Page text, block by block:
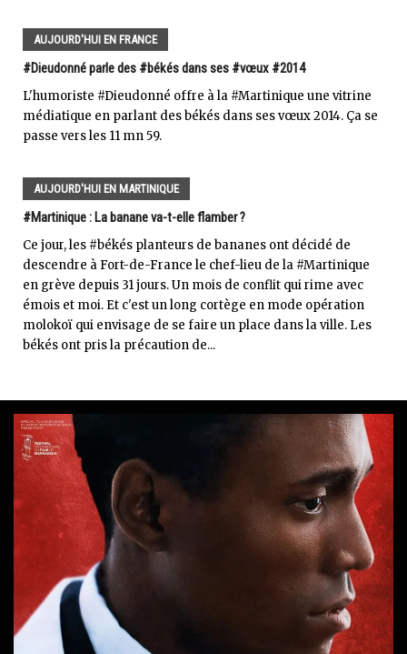
AUJOURD'HUI EN FRANCE
#Dieudonné parle des #békés dans ses #vœux #2014
L'humoriste #Dieudonné offre à la #Martinique une vitrine
médiatique en parlant des békés dans ses vœux 2014. Ça se
passe vers les 11 mn 59.
AUJOURD'HUI EN MARTINIQUE
#Martinique : La banane va-t-elle flamber ?
Ce jour, les #békés planteurs de bananes ont décidé de
descendre à Fort-de-France le chef-lieu de la #Martinique
en grève depuis 31 jours. Un mois de conflit qui rime avec
émois et moi. Et c'est un long cortège en mode opération
molokoï qui envisage de se faire un place dans la ville. Les
békés ont pris la précaution de...